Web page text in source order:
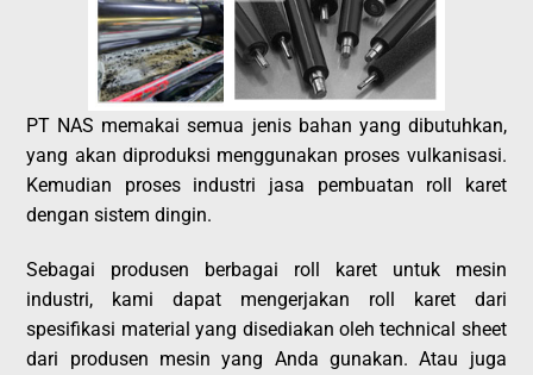
PT NAS memakai semua jenis bahan yang dibutuhkan,
yang akan diproduksi menggunakan proses vulkanisasi.
Kemudian proses industri jasa pembuatan roll karet
dengan sistem dingin.
Sebagai produsen berbagai roll karet untuk mesin
industri, kami dapat mengerjakan roll karet dari
spesifikasi material yang disediakan oleh technical sheet
dari produsen mesin yang Anda gunakan. Atau juga